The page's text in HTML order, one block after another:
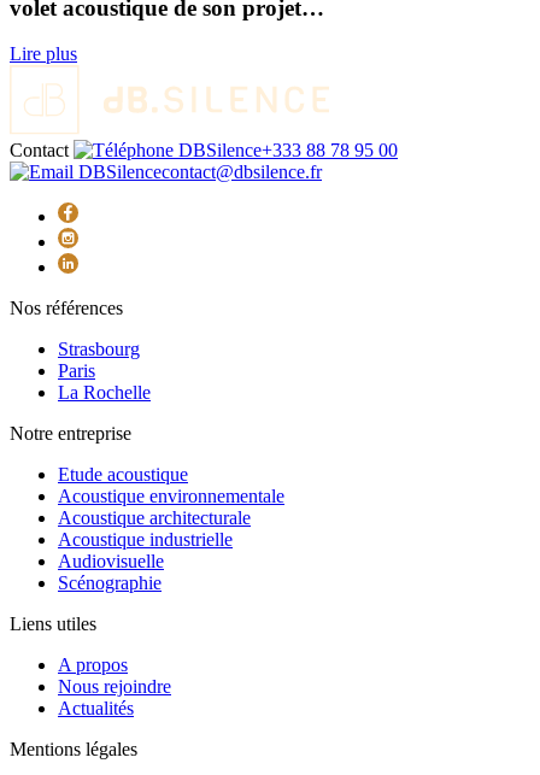
volet acoustique de son projet…
Lire plus
Contact
+333 88 78 95 00
contact@dbsilence.fr
Nos références
Strasbourg
Paris
La Rochelle
Notre entreprise
Etude acoustique
Acoustique environnementale
Acoustique architecturale
Acoustique industrielle
Audiovisuelle
Scénographie
Liens utiles
A propos
Nous rejoindre
Actualités
Mentions légales